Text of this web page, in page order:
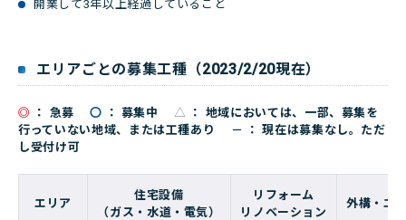
開業して3年以上経過していること
エリアごとの募集工種（2023/2/20現在）
◎ ： 急募〇 ： 募集中 △
： 地域においては、一部、募集を
行っていない地域、または工種あり － ： 現在は募集なし。ただ
し受付け可
エリア
住宅設備
（ガス・水道・電気）
リフォーム
リノベーション
外構・エ